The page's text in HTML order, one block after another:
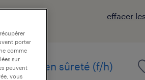
effacer
technicien sûreté (f/h)
porter
comme
sur
peuvent
vous